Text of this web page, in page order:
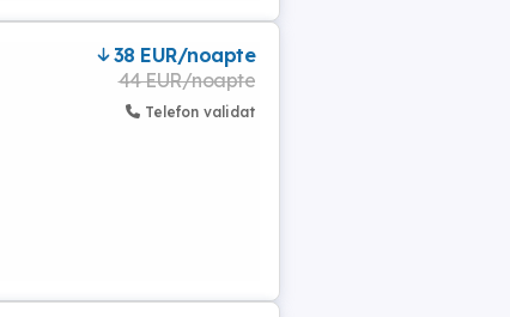
38 EUR/noapte
44 EUR/noapte
Telefon validat